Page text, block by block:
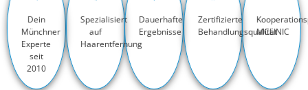
Dein
Münchner
Experte
seit
2010
Spezialisiert
auf
Haarentfernung
Dauerhafte
Ergebnisse
Zertifizierte
Behandlungsqualität
MCLINIC